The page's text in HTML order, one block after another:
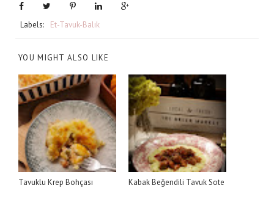
Labels: Et-Tavuk-Balık
YOU MIGHT ALSO LIKE
Tavuklu Krep Bohçası Kabak Beğendili Tavuk Sote